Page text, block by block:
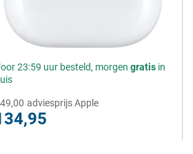
23:59 uur besteld, morgen gratis in
adviesprijs Apple